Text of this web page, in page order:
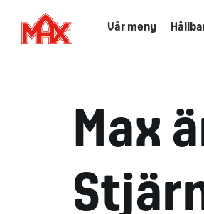
Vår meny
Max